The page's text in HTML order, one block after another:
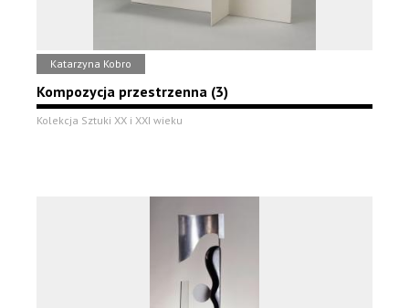
Katarzyna Kobro
Kompozycja przestrzenna (3)
Kolekcja Sztuki XX i XXI wieku